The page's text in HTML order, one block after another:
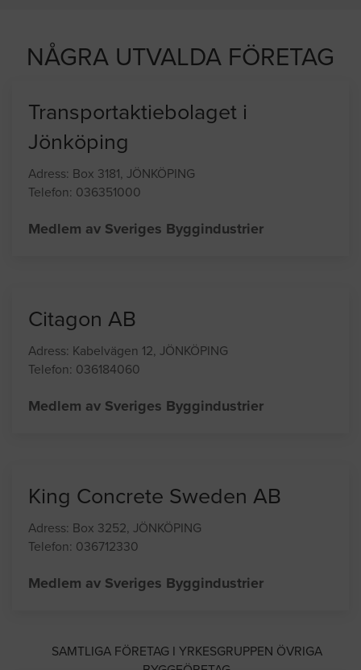
NÅGRA UTVALDA FÖRETAG
Transportaktiebolaget i
Jönköping
Adress: Box 3181, JÖNKÖPING
Telefon: 036351000
Medlem av Sveriges Byggindustrier
Citagon AB
Adress: Kabelvägen 12, JÖNKÖPING
Telefon: 036184060
Medlem av Sveriges Byggindustrier
King Concrete Sweden AB
Adress: Box 3252, JÖNKÖPING
Telefon: 036712330
Medlem av Sveriges Byggindustrier
SAMTLIGA FÖRETAG I YRKESGRUPPEN ÖVRIGA